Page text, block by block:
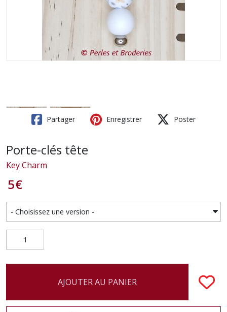
Partager Enregistrer Poster
Porte-clés tête
Key Charm
5€
AJOUTER AU PANIER